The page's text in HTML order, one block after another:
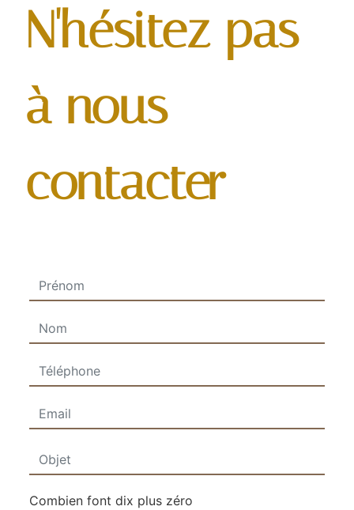
N'hésitez pas
à nous
contacter
Combien font dix plus zéro